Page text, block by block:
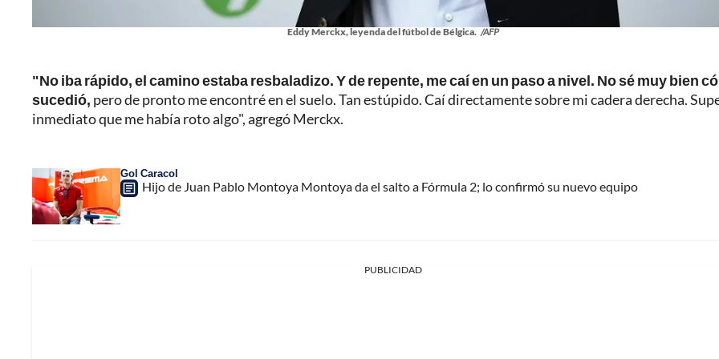
Eddy Merckx, leyenda del fútbol de Bélgica. /AFP
"No iba rápido, el camino estaba resbaladizo. Y de repente, me caí en un paso a nivel. No sé muy bien
sucedió, pero de pronto me encontré en el suelo. Tan estúpido. Caí directamente sobre mi cadera derecha.
inmediato que me había roto algo", agregó Merckx.
Gol Caracol
Hijo de Juan Pablo Montoya Montoya da el salto a Fórmula 2; lo confirmó su nuevo equipo
PUBLICIDAD